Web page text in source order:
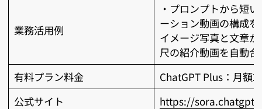
業務活用例
・プロンプトから短
ーション動画の構成
イメージ写真と文章
尺の紹介動画を自動合
有料プラン料金
ChatGPT Plus：月額
公式サイト
https://